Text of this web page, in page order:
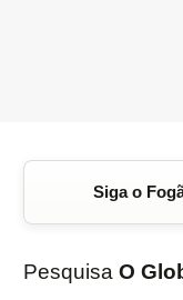
Siga o
Pesquisa O